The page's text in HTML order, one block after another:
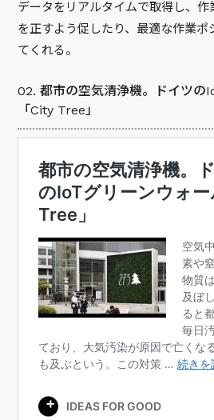
データをリアルタイムで取得し、
を正すよう促したり、最適な作業ポ
てくれる。
02. 都市の空気清浄機。ドイツの
「City Tree」